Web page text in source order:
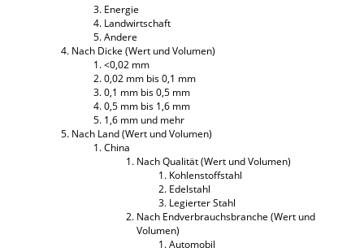
Energie
Landwirtschaft
Andere
Nach Dicke (Wert und Volumen)
<0,02 mm
0,02 mm bis 0,1 mm
0,1 mm bis 0,5 mm
0,5 mm bis 1,6 mm
1,6 mm und mehr
Nach Land (Wert und Volumen)
China
Nach Qualität (Wert und Volumen)
Kohlenstoffstahl
Edelstahl
Legierter Stahl
Nach Endverbrauchsbranche (Wert und
Volumen)
Automobil